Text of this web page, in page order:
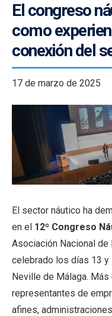
El congreso
como
conexión del
17 de marzo de 2025
El sector náutico ha
en el 12º Congreso
Asociación Nacional de
celebrado los días 13 y
Neville de Málaga.
representantes de
afines,